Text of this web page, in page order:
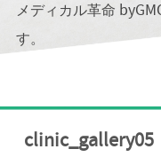
メディカル革命
す。
clinic_gallery05